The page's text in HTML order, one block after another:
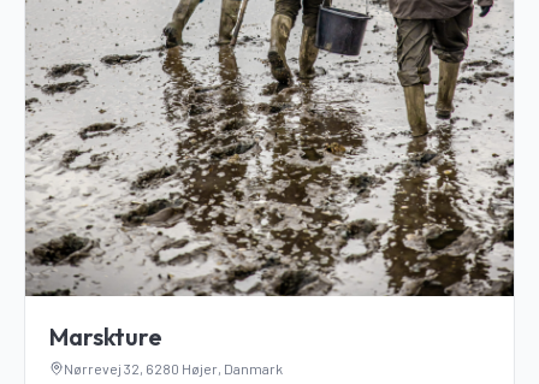
Marskture
Nørrevej 32, 6280 Højer, Danmark